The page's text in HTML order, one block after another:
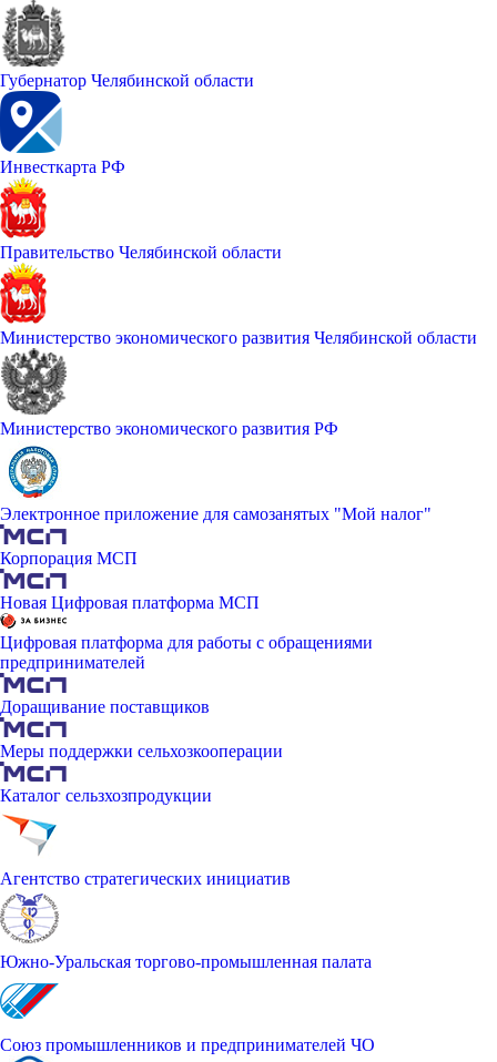
Губернатор Челябинской области
Инвесткарта РФ
Правительство Челябинской области
Министерство экономического развития Челябинской области
Министерство экономического развития РФ
Электронное приложение для самозанятых "Мой налог"
Корпорация МСП
Новая Цифровая платформа МСП
Цифровая платформа для работы с обращениями
предпринимателей
Доращивание поставщиков
Меры поддержки сельхозкооперации
Каталог сельзхозпродукции
Агентство стратегических инициатив
Южно-Уральская торгово-промышленная палата
Союз промышленников и предпринимателей ЧО